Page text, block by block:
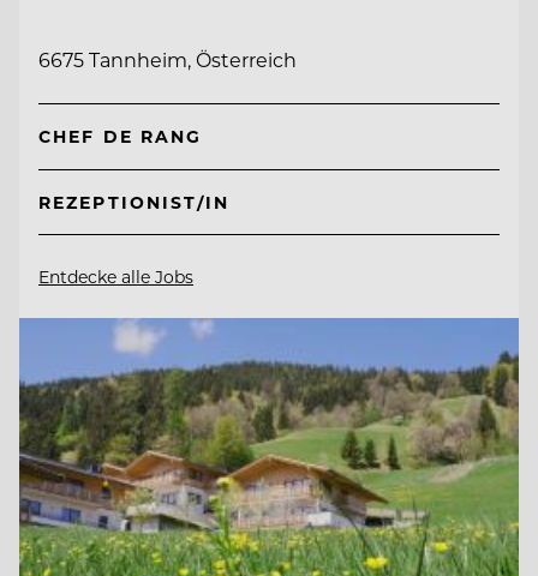
6675 Tannheim, Österreich
CHEF DE RANG
REZEPTIONIST/IN
Entdecke alle Jobs